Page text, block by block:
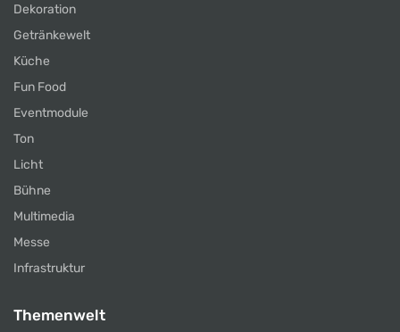
Dekoration
Getränkewelt
Küche
Fun Food
Eventmodule
Ton
Licht
Bühne
Multimedia
Messe
Infrastruktur
Themenwelt